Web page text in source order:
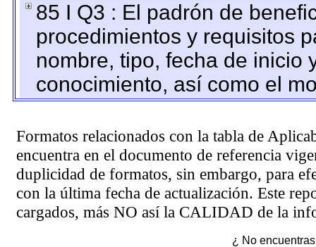
85 I Q3 : El padrón de
procedimientos y requisitos
nombre, tipo, fecha de inicio
conocimiento, así como el
Formatos relacionados con la tabla de
encuentra en el documento de referencia
duplicidad de formatos, sin embargo, para
con la última fecha de actualización. Este
cargados, más NO así la CALIDAD de la
¿ No